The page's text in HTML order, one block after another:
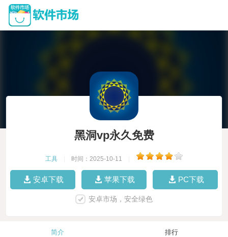
黑洞vp永久免费
工具 时间：2025-10-11
安卓下载 苹果下载 PC下载
安卓市场，安全绿色
简介 排行